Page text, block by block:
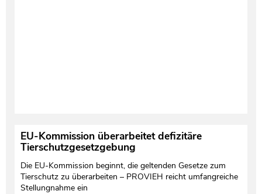
EU-Kommission überarbeitet defizitäre
Tierschutzgesetzgebung
Die EU-Kommission beginnt, die geltenden Gesetze zum
Tierschutz zu überarbeiten – PROVIEH reicht umfangreiche
Stellungnahme ein